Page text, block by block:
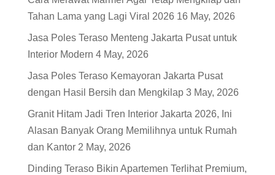
Tahan Lama yang Lagi Viral 2026 16 May, 2026
Jasa Poles Teraso Menteng Jakarta Pusat untuk
Interior Modern 4 May, 2026
Jasa Poles Teraso Kemayoran Jakarta Pusat
dengan Hasil Bersih dan Mengkilap 3 May, 2026
Granit Hitam Jadi Tren Interior Jakarta 2026, Ini
Alasan Banyak Orang Memilihnya untuk Rumah
dan Kantor 2 May, 2026
Dinding Teraso Bikin Apartemen Terlihat Premium,